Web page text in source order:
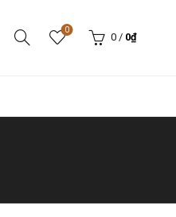
0
0 / 0₫